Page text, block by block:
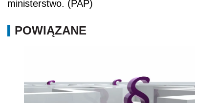
ministerstwo. (PAP)
POWIĄZANE